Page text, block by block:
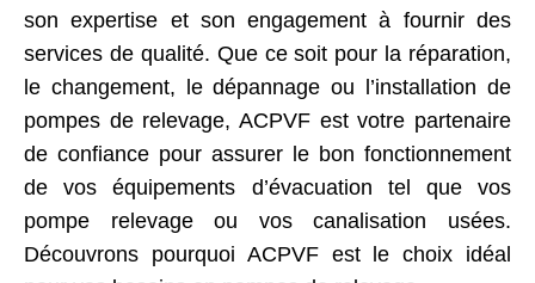
son expertise et son engagement à fournir des
services de qualité. Que ce soit pour la réparation,
le changement, le dépannage ou l’installation de
pompes de relevage, ACPVF est votre partenaire
de confiance pour assurer le bon fonctionnement
de vos équipements d’évacuation tel que vos
pompe relevage ou vos canalisation usées.
Découvrons pourquoi ACPVF est le choix idéal